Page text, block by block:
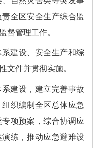
全区安全生产综合监
督管理工作。
系建设、安全生产和综
文件并贯彻实施。
系建设，建立完善事故
织编制全区总体应急
项预案，综合协调应
练，推动应急避难设